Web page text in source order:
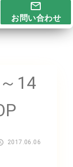
お問い合わせ
14
2017.06.06